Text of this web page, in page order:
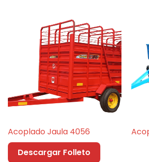
Acoplado Jaula 4056
Descargar Folleto